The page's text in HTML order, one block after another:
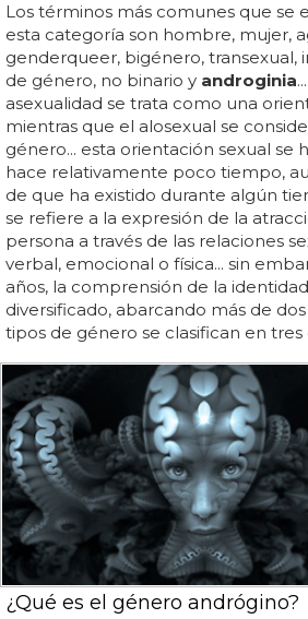
Los términos más comunes que se
esta categoría son hombre, mujer,
genderqueer, bigénero, transexual,
de género, no binario y androginia
asexualidad se trata como una
mientras que el alosexual se
género... esta orientación sexual se
hace relativamente poco tiempo,
de que ha existido durante algún
se refiere a la expresión de la
persona a través de las relaciones
verbal, emocional o física... sin
años, la comprensión de la
diversificado, abarcando más de dos
tipos de género se clasifican en tres
¿Qué es el género andrógino?